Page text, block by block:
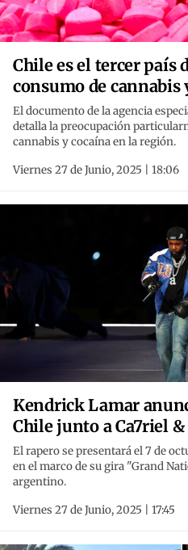
Chile es el tercer país
consumo de cannabis
El documento de la agencia
detalla la preocupación
cannabis y cocaína en la región.
Viernes 27 de Junio, 2025 | 18:06
Kendrick Lamar
Chile junto a Ca7riel
El rapero se presentará el 7 de
en el marco de su gira "Grand
argentino.
Viernes 27 de Junio, 2025 | 17:45